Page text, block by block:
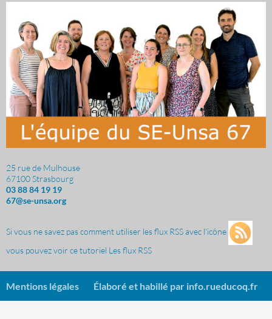
25 rue de Mulhouse
67100 Strasbourg
03 88 84 19 19
67@se-unsa.org
Si vous ne savez pas comment utiliser les flux RSS avec l'icône
vous pouvez voir ce tutoriel Les flux RSS
Mentions légales Élaboré et habillé par info.rueducoq.fr